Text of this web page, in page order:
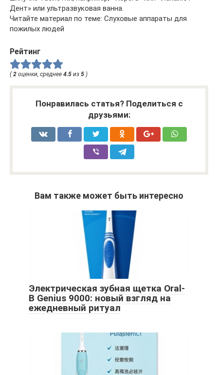
Дент» или ультразвуковая ванна.
Читайте материал по теме: Слуховые аппараты для
пожилых людей
Рейтинг
( 2 оценки, среднее 4.5 из 5 )
Понравилась статья? Поделиться с
друзьями:
Вам также может быть интересно
Электрическая зубная щетка Oral-
B Genius 9000: новый взгляд на
ежедневный ритуал